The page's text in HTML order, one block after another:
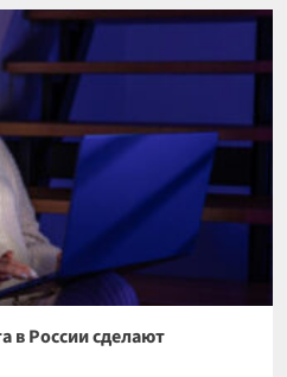
в России сделают